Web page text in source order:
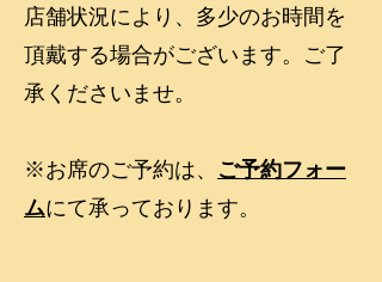
店舗状況により、多少のお時間を
頂戴する場合がございます。ご了
承くださいませ。
※お席のご予約は、 ご予約フォー
ムにて承っております。